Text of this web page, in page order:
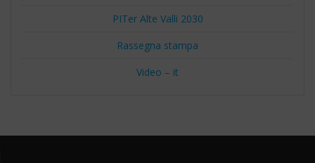
PITer Alte Valli 2030
Rassegna stampa
Video – it